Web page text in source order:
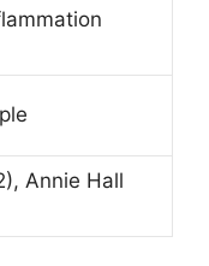
Annie Hall